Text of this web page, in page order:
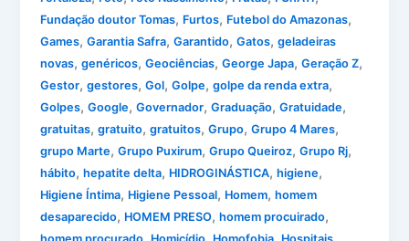
Fundação doutor Tomas, Furtos, Futebol do Amazonas,
Games,Garantia Safra,Garantido,Gatos,geladeiras
novas,genéricos,Geociências,George Japa,Geração Z,
Gestor,gestores,Gol,Golpe,golpe da renda extra,
Golpes,Google,Governador,Graduação,Gratuidade,
gratuitas,gratuito,gratuitos,Grupo,Grupo 4 Mares,
grupo Marte,Grupo Puxirum,Grupo Queiroz,Grupo Rj,
hábito,hepatite delta, HIDROGINÁSTICA,higiene,
Higiene Íntima, Higiene Pessoal, Homem,homem
desaparecido, HOMEM PRESO,homem procuirado,